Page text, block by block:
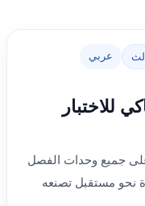
عربي
للاختبار
على جميع وحدات الفصل
نحو مستقبل تصنعه